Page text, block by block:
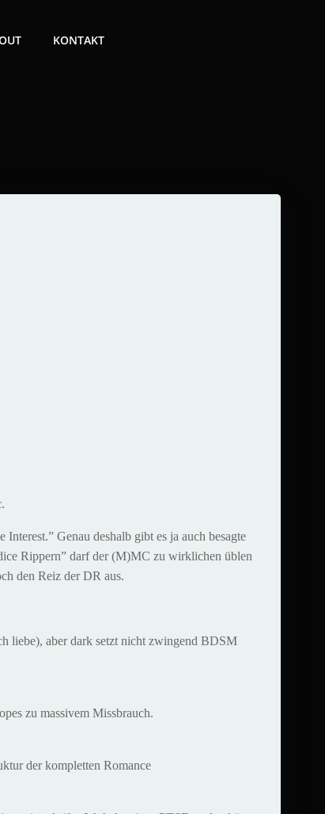
KONTAKT
Genau deshalb gibt es ja auch besagte
Rippern” darf der (M)MC zu wirklichen üblen
den Reiz der DR aus.
liebe), aber dark setzt nicht zwingend BDSM
zu massivem Missbrauch.
der kompletten Romance